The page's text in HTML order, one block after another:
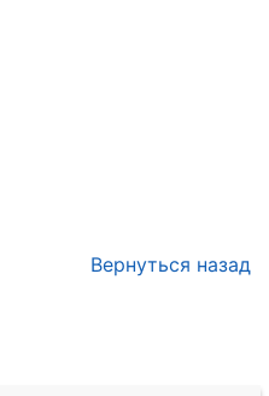
Вернуться назад